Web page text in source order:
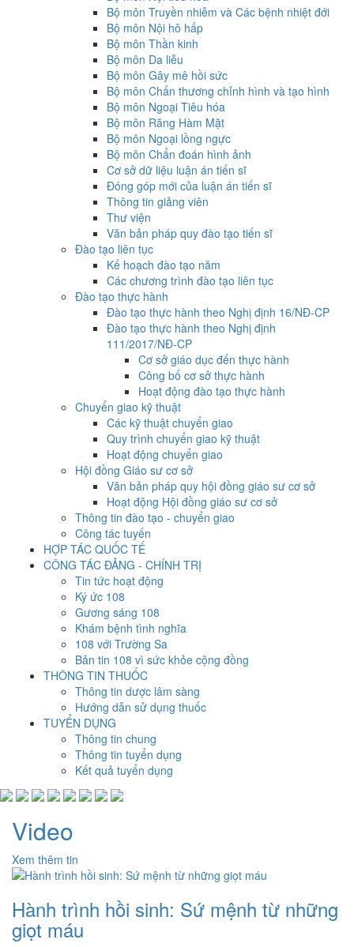
Bộ môn Truyền nhiễm và Các bệnh nhiệt đới
Bộ môn Nội hô hấp
Bộ môn Thần kinh
Bộ môn Da liễu
Bộ môn Gây mê hồi sức
Bộ môn Chấn thương chỉnh hình và tạo hình
Bộ môn Ngoại Tiêu hóa
Bộ môn Răng Hàm Mặt
Bộ môn Ngoại lồng ngực
Bộ môn Chẩn đoán hình ảnh
Cơ sở dữ liệu luận án tiến sĩ
Đóng góp mới của luận án tiến sĩ
Thông tin giảng viên
Thư viện
Văn bản pháp quy đào tạo tiến sĩ
Đào tạo liên tục
Kế hoạch đào tạo năm
Các chương trình đào tạo liên tục
Đào tạo thực hành
Đào tạo thực hành theo Nghị định 16/NĐ-CP
Đào tạo thực hành theo Nghị định
111/2017/NĐ-CP
Cơ sở giáo dục đến thực hành
Công bố cơ sở thực hành
Hoạt động đào tạo thực hành
Chuyển giao kỹ thuật
Các kỹ thuật chuyển giao
Quy trình chuyển giao kỹ thuật
Hoạt động chuyển giao
Hội đồng Giáo sư cơ sở
Văn bản pháp quy hội đồng giáo sư cơ sở
Hoạt động Hội đồng giáo sư cơ sở
Thông tin đào tạo - chuyển giao
Công tác tuyến
HỢP TÁC QUỐC TẾ
CÔNG TÁC ĐẢNG - CHÍNH TRỊ
Tin tức hoạt động
Ký ức 108
Gương sáng 108
Khám bệnh tình nghĩa
108 với Trường Sa
Bản tin 108 vì sức khỏe cộng đồng
THÔNG TIN THUỐC
Thông tin dược lâm sàng
Hướng dẫn sử dụng thuốc
TUYỂN DỤNG
Thông tin chung
Thông tin tuyển dụng
Kết quả tuyển dụng
Video
Xem thêm tin
Hành trình hồi sinh: Sứ mệnh từ những
giọt máu